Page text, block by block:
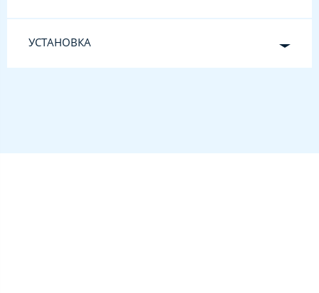
УСТАНОВКА